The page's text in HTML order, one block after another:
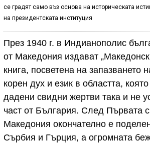
се градят само въз основа на историческата
на президентската институция
През 1940 г. в Индианополис
от Македония издават
книга, посветена на запазването
корен дух и език в областта,
дадени свидни жертви така и не
част от България. След Първата
Македония окончателно е
Сърбия и Гърция, а огромната